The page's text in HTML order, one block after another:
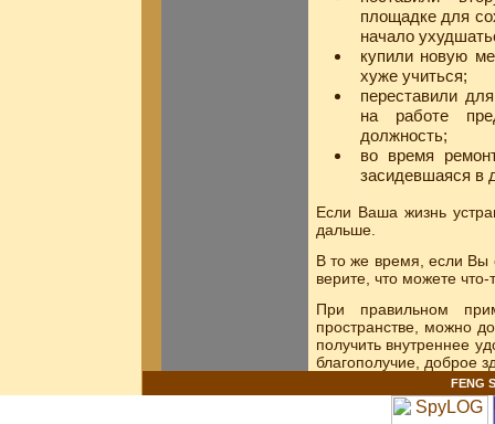
площадке для
начало
купили новую
хуже учиться;
переставили
на работе
должность;
во время
засидевшаяся в
Если Ваша жизнь
дальше.
В то же время, если Вы
верите, что можете
При правильном
пространстве, можно
получить внутреннее
благополучие, доброе
FENG